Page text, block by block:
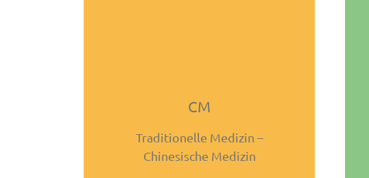
CM
Traditionelle Medizin –
Chinesische Medizin